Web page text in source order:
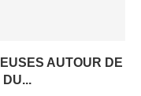
AUTOUR DE
DU...